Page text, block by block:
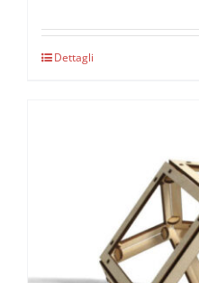
Dettagli